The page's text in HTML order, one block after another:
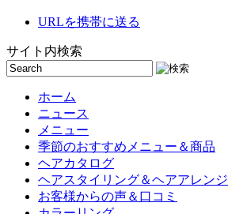
URLを携帯に送る
サイト内検索
ホーム
ニュース
メニュー
季節のおすすめメニュー＆商品
ヘアカタログ
ヘアスタイリング＆ヘアアレンジ
お客様からの声＆口コミ